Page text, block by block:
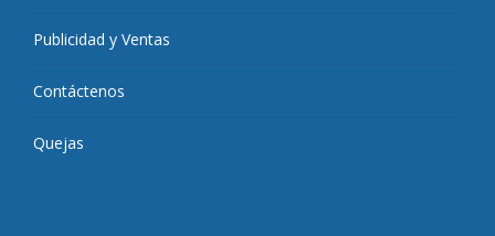
Publicidad y Ventas
Contáctenos
Quejas